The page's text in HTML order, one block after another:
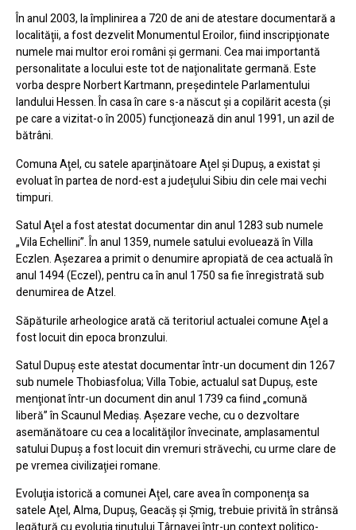
În anul 2003, la împlinirea a 720 de ani de atestare documentară a
localităţii, a fost dezvelit Monumentul Eroilor, fiind inscripţionate
numele mai multor eroi români şi germani. Cea mai importantă
personalitate a locului este tot de naţionalitate germană. Este
vorba despre Norbert Kartmann, preşedintele Parlamentului
landului Hessen. În casa în care s-a născut şi a copilărit acesta (şi
pe care a vizitat-o în 2005) funcţionează din anul 1991, un azil de
bătrâni.
Comuna Aţel, cu satele aparţinătoare Aţel şi Dupuş, a existat şi
evoluat în partea de nord-est a judeţului Sibiu din cele mai vechi
timpuri.
Satul Aţel a fost atestat documentar din anul 1283 sub numele
„Vila Echellini”. În anul 1359, numele satului evoluează în Villa
Eczlen. Aşezarea a primit o denumire apropiată de cea actuală în
anul 1494 (Eczel), pentru ca în anul 1750 sa fie înregistrată sub
denumirea de Atzel.
Săpăturile arheologice arată că teritoriul actualei comune Aţel a
fost locuit din epoca bronzului.
Satul Dupuş este atestat documentar într-un document din 1267
sub numele Thobiasfolua; Villa Tobie, actualul sat Dupuş, este
menţionat într-un document din anul 1739 ca fiind „comună
liberă” în Scaunul Mediaş. Aşezare veche, cu o dezvoltare
asemănătoare cu cea a localităţilor învecinate, amplasamentul
satului Dupuş a fost locuit din vremuri străvechi, cu urme clare de
pe vremea civilizaţiei romane.
Evoluţia istorică a comunei Aţel, care avea în componenţa sa
satele Aţel, Alma, Dupuş, Geacăş şi Şmig, trebuie privită în strânsă